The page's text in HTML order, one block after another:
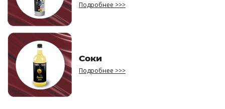
Подробнее >>>
Соки
Подробнее >>>